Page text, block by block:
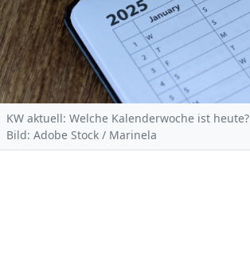
KW aktuell: Welche Kalenderwoche ist heute?
Bild: Adobe Stock / Marinela